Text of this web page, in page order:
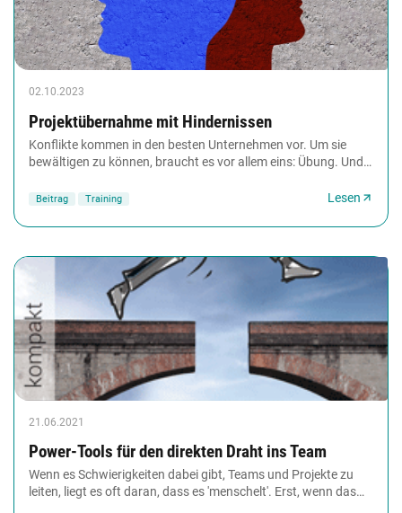
02.10.2023
Projektübernahme mit Hindernissen
Konflikte kommen in den besten Unternehmen vor. Um sie
bewältigen zu können, braucht es vor allem eins: Übung. Und
Beitrag Training Lesen
21.06.2021
Power-Tools für den direkten Draht ins Team
Wenn es Schwierigkeiten dabei gibt, Teams und Projekte zu
leiten, liegt es oft daran, dass es 'menschelt'. Erst, wenn das